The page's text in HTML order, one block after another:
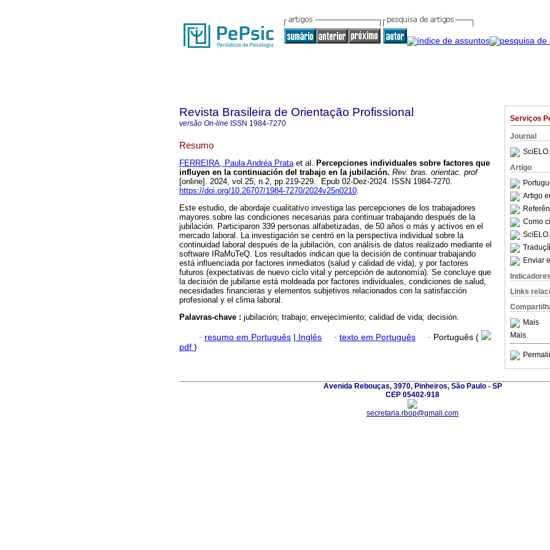
Serviços
Journal
SciELO
Artigo
Artigo
Como
SciELO
Enviar
Indicadores
Links
Mais
Mais
Revista Brasileira de Orientação Profissional
versão On-line ISSN 1984-7270
Resumo
FERREIRA, Paula Andréa Prataet al. Percepciones individuales sobre factores que
influyen en la continuación del trabajo en la jubilación. Rev. bras. orientac. prof
[online]. 2024, vol.25, n.2, pp.219-229. Epub 02-Dez-2024. ISSN 1984-7270.
https://doi.org/10.26707/1984-7270/2024v25n0210.
Este estudio, de abordaje cualitativo investiga las percepciones de los trabajadores
mayores sobre las condiciones necesarias para continuar trabajando después de la
jubilación. Participaron 339 personas alfabetizadas, de 50 años o más y activos en el
mercado laboral. La investigación se centró en la perspectiva individual sobre la
continuidad laboral después de la jubilación, con análisis de datos realizado mediante el
software IRaMuTeQ. Los resultados indican que la decisión de continuar trabajando
está influenciada por factores inmediatos (salud y calidad de vida), y por factores
futuros (expectativas de nuevo ciclo vital y percepción de autonomía). Se concluye que
la decisión de jubilarse está moldeada por factores individuales, condiciones de salud,
necesidades financieras y elementos subjetivos relacionados con la satisfacción
profesional y el clima laboral.
Palavras-chave : jubilación; trabajo; envejecimiento; calidad de vida; decisión.
· resumo em Português | Inglês · texto em Português · Português (
pdf )
Avenida Rebouças, 3970, Pinheiros, São Paulo - SP
CEP 05402-918
secretaria.rbop@gmail.com